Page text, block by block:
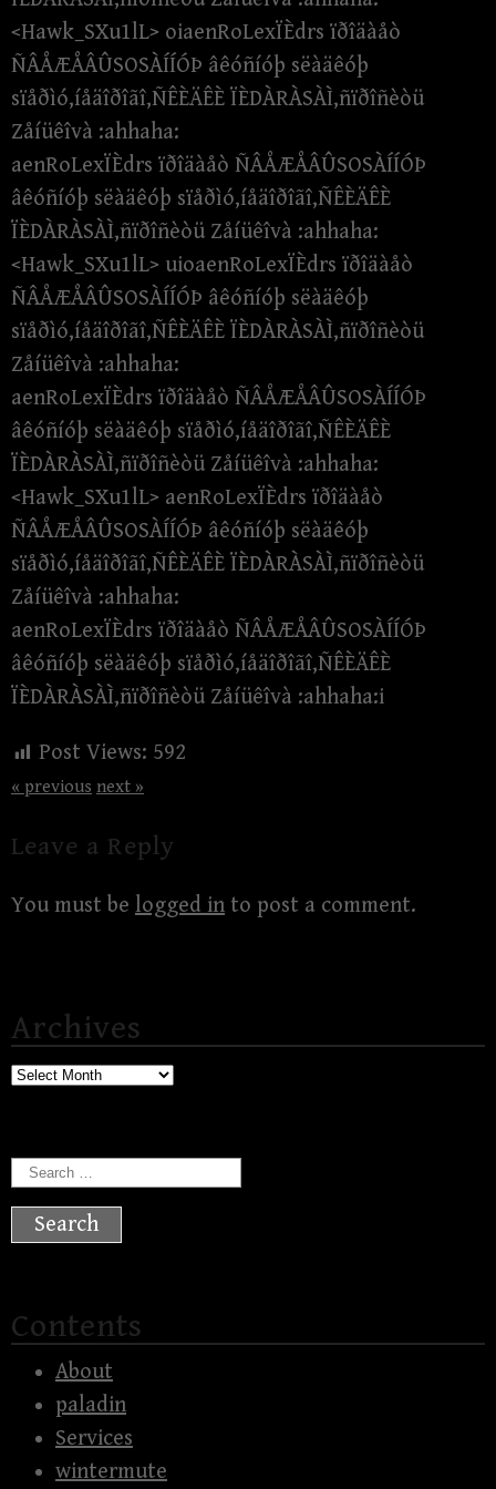
<Hawk_SXu1lL> oiaenRoLexÏÈdrs ïðîäàåò
ÑÂÅÆÅÂÛSOSÀÍÍÓÞ âêóñíóþ sëàäêóþ
sïåðìó,íåäîðîãî,ÑÊÈÄÊÈ ÏÈDÀRÀSÀÌ,ñïðîñèòü
Zåíüêîvà :ahhaha:
aenRoLexÏÈdrs ïðîäàåò ÑÂÅÆÅÂÛSOSÀÍÍÓÞ
âêóñíóþ sëàäêóþ sïåðìó,íåäîðîãî,ÑÊÈÄÊÈ
ÏÈDÀRÀSÀÌ,ñïðîñèòü Zåíüêîvà :ahhaha:
<Hawk_SXu1lL> uioaenRoLexÏÈdrs ïðîäàåò
ÑÂÅÆÅÂÛSOSÀÍÍÓÞ âêóñíóþ sëàäêóþ
sïåðìó,íåäîðîãî,ÑÊÈÄÊÈ ÏÈDÀRÀSÀÌ,ñïðîñèòü
Zåíüêîvà :ahhaha:
aenRoLexÏÈdrs ïðîäàåò ÑÂÅÆÅÂÛSOSÀÍÍÓÞ
âêóñíóþ sëàäêóþ sïåðìó,íåäîðîãî,ÑÊÈÄÊÈ
ÏÈDÀRÀSÀÌ,ñïðîñèòü Zåíüêîvà :ahhaha:
<Hawk_SXu1lL> aenRoLexÏÈdrs ïðîäàåò
ÑÂÅÆÅÂÛSOSÀÍÍÓÞ âêóñíóþ sëàäêóþ
sïåðìó,íåäîðîãî,ÑÊÈÄÊÈ ÏÈDÀRÀSÀÌ,ñïðîñèòü
Zåíüêîvà :ahhaha:
aenRoLexÏÈdrs ïðîäàåò ÑÂÅÆÅÂÛSOSÀÍÍÓÞ
âêóñíóþ sëàäêóþ sïåðìó,íåäîðîãî,ÑÊÈÄÊÈ
ÏÈDÀRÀSÀÌ,ñïðîñèòü Zåíüêîvà :ahhaha:i
Post Views: 592
« previous next »
Leave a Reply
You must be logged in to post a comment.
Archives
Archives
Search
for:
Contents
About
paladin
Services
wintermute